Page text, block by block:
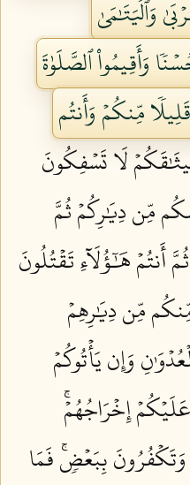
وَٱلۡيَتَٰمَىٰ
وَأَقِيمُواْ ٱلصَّلَوٰةَ
مِّنكُمۡ وَأَنتُم
لَا تَسۡفِكُونَ
مِّن دِيَٰرِكُمۡ ثُمَّ
ثُمَّ أَنتُمۡ هَٰٓؤُلَآءِ تَقۡتُلُونَ
مِّن دِيَٰرِهِمۡ
وَإِن يَأۡتُوكُمۡ
إِخۡرَاجُهُمۡۚ
بِبَعۡضٖۚ فَمَا